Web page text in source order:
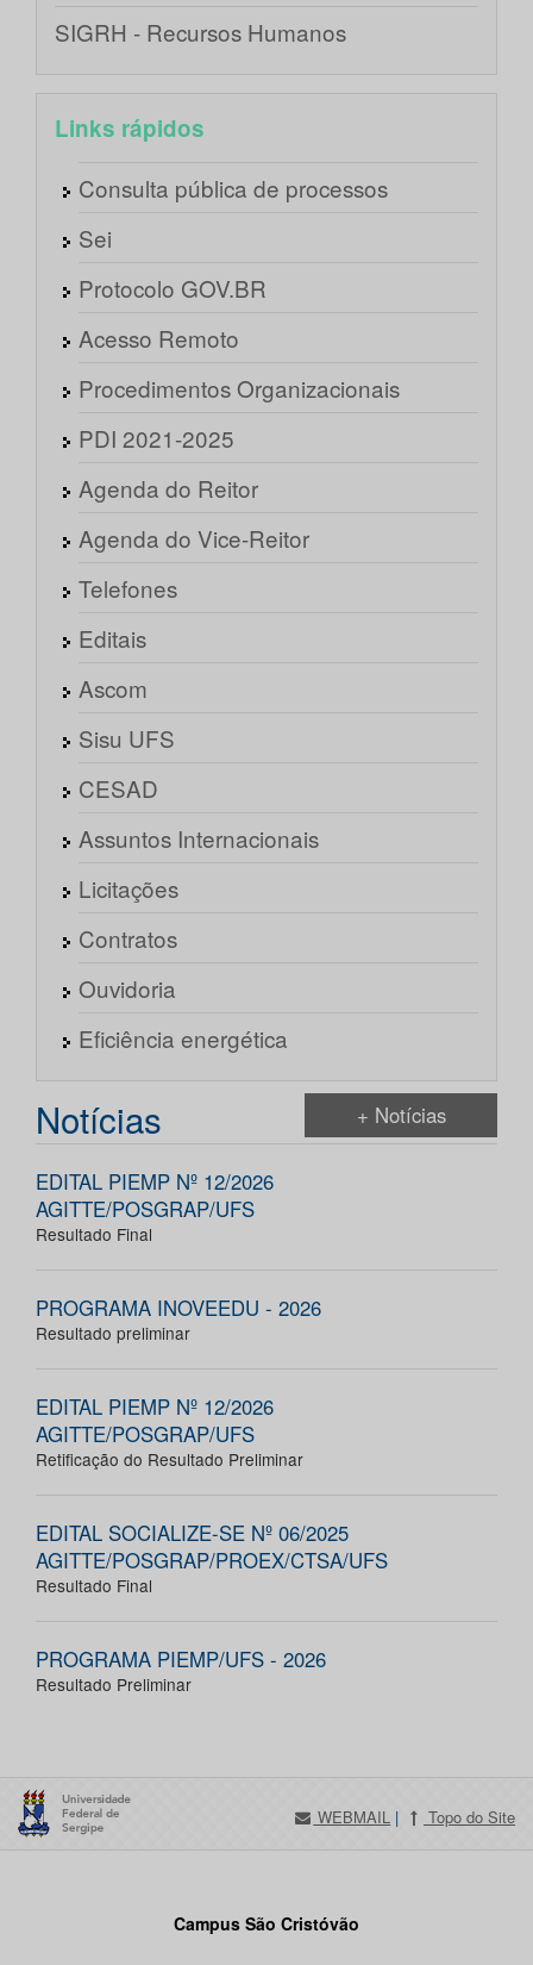
SIGRH - Recursos Humanos
Links rápidos
Consulta pública de processos
Sei
Protocolo GOV.BR
Acesso Remoto
Procedimentos Organizacionais
PDI 2021-2025
Agenda do Reitor
Agenda do Vice-Reitor
Telefones
Editais
Ascom
Sisu UFS
CESAD
Assuntos Internacionais
Licitações
Contratos
Ouvidoria
Eficiência energética
Notícias + Notícias
EDITAL PIEMP Nº 12/2026
AGITTE/POSGRAP/UFS
Resultado Final
PROGRAMA INOVEEDU - 2026
Resultado preliminar
EDITAL PIEMP Nº 12/2026
AGITTE/POSGRAP/UFS
Retificação do Resultado Preliminar
EDITAL SOCIALIZE-SE Nº 06/2025
AGITTE/POSGRAP/PROEX/CTSA/UFS
Resultado Final
PROGRAMA PIEMP/UFS - 2026
Resultado Preliminar
WEBMAIL | Topo do Site
Campus São Cristóvão